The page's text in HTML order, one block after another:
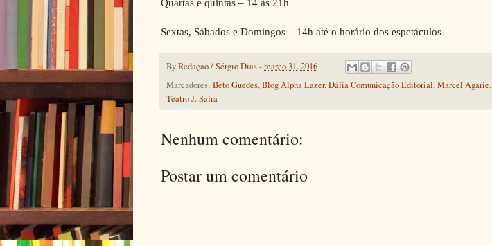
Sextas, Sábados e Domingos – 14h até o horário dos espetáculos
ByRedação / Sérgio Dias-março 31, 2016
Marcadores: Beto Guedes,Blog Alpha Lazer,Dália Comunicação Editorial,Marcel Agarie,
Teatro J. Safra
Nenhum comentário:
Postar um comentário